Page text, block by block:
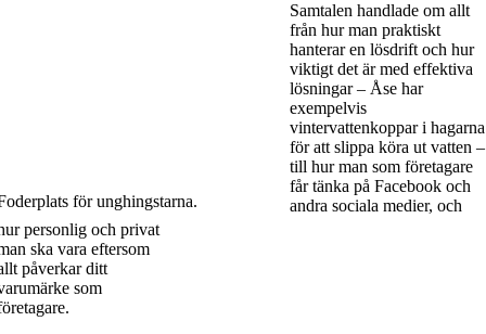
för unghingstarna.
Samtalen handlade om allt
från hur man praktiskt
hanterar en lösdrift och hur
viktigt det är med effektiva
lösningar – Åse har
exempelvis
vintervattenkoppar i hagarna
för att slippa köra ut vatten –
till hur man som företagare
får tänka på Facebook och
andra sociala medier, och
personlig och privat
ska vara eftersom
påverkar ditt
som